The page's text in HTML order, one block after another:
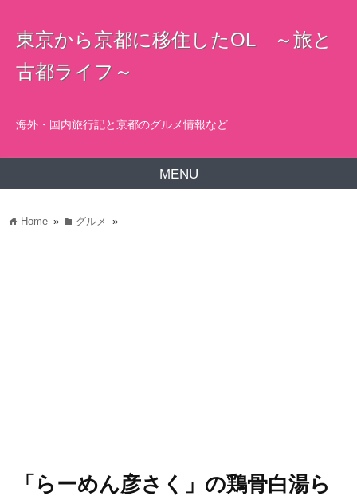
東京から京都に移住したOL ～旅と
古都ライフ～
海外・国内旅行記と京都のグルメ情報など
MENU
home Home » folder グルメ »
「らーめん彦さく」の鶏骨白湯ら